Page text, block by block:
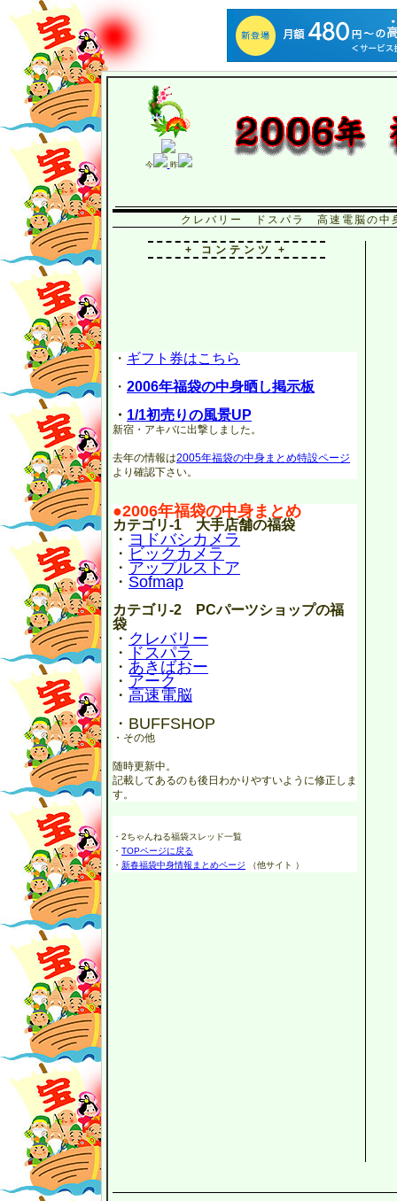
今 昨
クレバリー ドスパラ 高速電脳の中
+ コンテンツ +
・ ギフト券はこちら
・ 2006年福袋の中身晒し掲示板
・ 1/1初売りの風景UP
新宿・アキバに出撃しました。
去年の情報は2005年福袋の中身まとめ特設ページ
より確認下さい。
●2006年福袋の中身まとめ
カテゴリ-1 大手店舗の福袋
・ ヨドバシカメラ
・ ビックカメラ
・ アップルストア
・ Sofmap
カテゴリ-2 PCパーツショップの福
袋
・ クレバリー
・ ドスパラ
・ あきばおー
・ アーク
・ 高速電脳
・BUFFSHOP
・その他
随時更新中。
記載してあるのも後日わかりやすいように修正しま
す。
・2ちゃんねる福袋スレッド一覧
・ TOPページに戻る
・ 新春福袋中身情報まとめページ （他サイト ）